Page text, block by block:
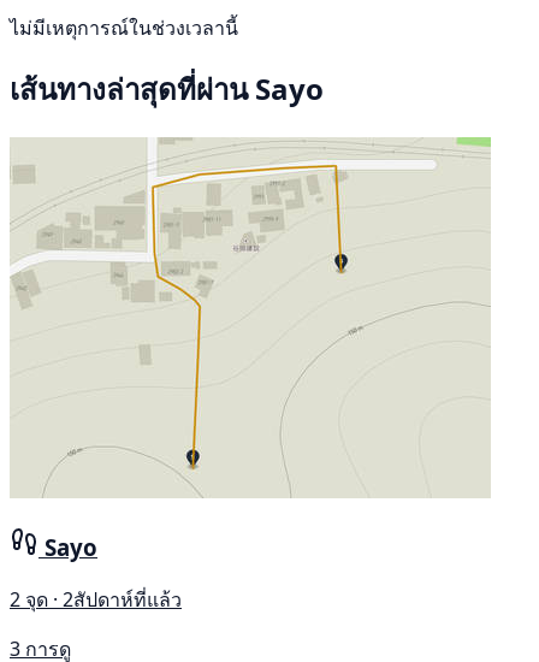
ไม่มีเหตุการณ์ในช่วงเวลานี้
เส้นทางล่าสุดที่ผ่าน Sayo
Sayo
2 จุด · 2สัปดาห์ที่แล้ว
3 การดู